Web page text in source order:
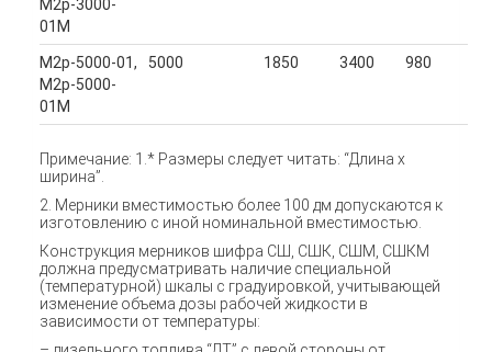
М2р-3000-
01М
М2р-5000-01,
М2р-5000-
01М
5000 1850 3400 980
Примечание: 1.* Размеры следует читать: “Длина х
ширина”.
2. Мерники вместимостью более 100 дм допускаются к
изготовлению с иной номинальной вместимостью.
Конструкция мерников шифра СШ, СШК, СШМ, СШКМ
должна предусматривать наличие специальной
(температурной) шкалы с градуировкой, учитывающей
изменение объема дозы рабочей жидкости в
зависимости от температуры: